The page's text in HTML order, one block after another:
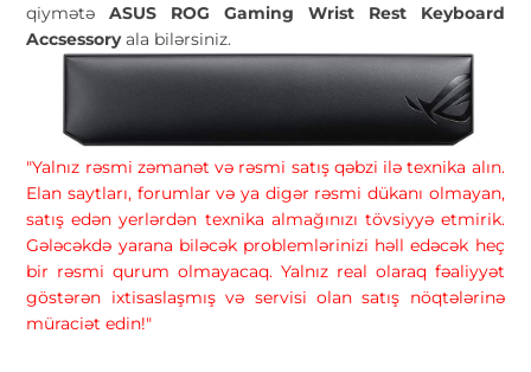
qiymətəASUS ROG Gaming Wrist Rest Keyboard
Accsessoryala bilərsiniz.
"Yalnız rəsmi zəmanət və rəsmi satış qəbzi ilə texnika alın.
Elan saytları, forumlar və ya digər rəsmi dükanı olmayan,
satış edən yerlərdən texnika almağınızı tövsiyyə etmirik.
Gələcəkdə yarana biləcək problemlərinizi həll edəcək heç
bir rəsmi qurum olmayacaq. Yalnız real olaraq fəaliyyət
göstərən ixtisaslaşmış və servisi olan satış nöqtələrinə
müraciət edin!"